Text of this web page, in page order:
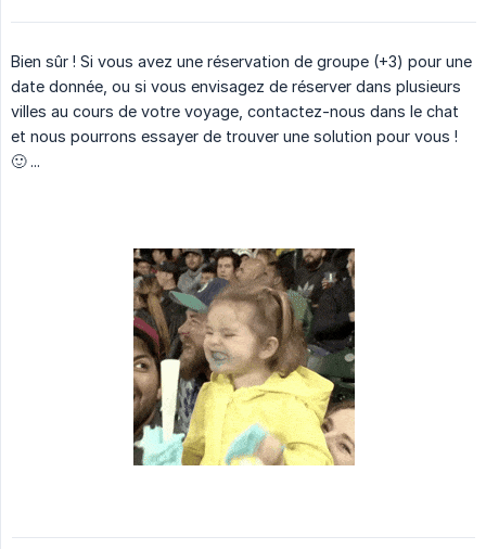
Bien sûr ! Si vous avez une réservation de groupe (+3) pour une
date donnée, ou si vous envisagez de réserver dans plusieurs
villes au cours de votre voyage, contactez-nous dans le chat
et nous pourrons essayer de trouver une solution pour vous !
🙂 ...